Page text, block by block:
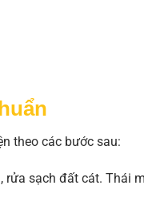
theo các bước sau:
sạch đất cát. Thái